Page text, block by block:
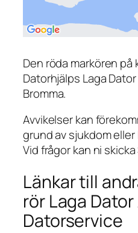
Den röda markören på
Datorhjälps Laga
Bromma.
Avvikelser kan
grund av sjukdom eller
Vid frågor kan ni skicka
Länkar till
rör Laga Dator
Datorservice